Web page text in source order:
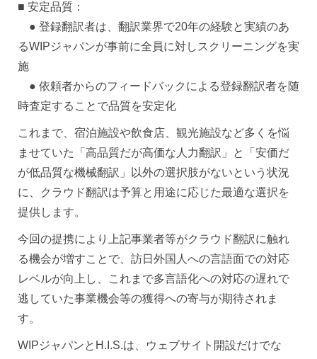
■ 安定品質：
● 登録翻訳者は、翻訳業界で20年の経験と実績のあ
るWIPジャパンが事前に全員に対しスクリーニングを実
施
● 依頼者からのフィードバックによる登録翻訳者を随
時査定することで品質を安定化
これまで、宿泊施設や飲食店、観光施設など多くを悩
ませていた「高品質だが高価な人力翻訳」と「安価だ
が低品質な機械翻訳」以外の選択肢がないという状況
に、クラウド翻訳は予算と用途に応じた最適な選択を
提供します。
今回の提携により上記事業者等がクラウド翻訳に触れ
る機会が増すことで、訪日外国人への言語面での対応
レベルが向上し、これまで多言語化への対応の遅れで
逃していた事業機会等の獲得への寄与が期待されま
す。
WIPジャパンとH.I.S.は、ウェブサイト開設だけでな